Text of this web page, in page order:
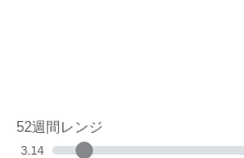
52週間レンジ
3.14